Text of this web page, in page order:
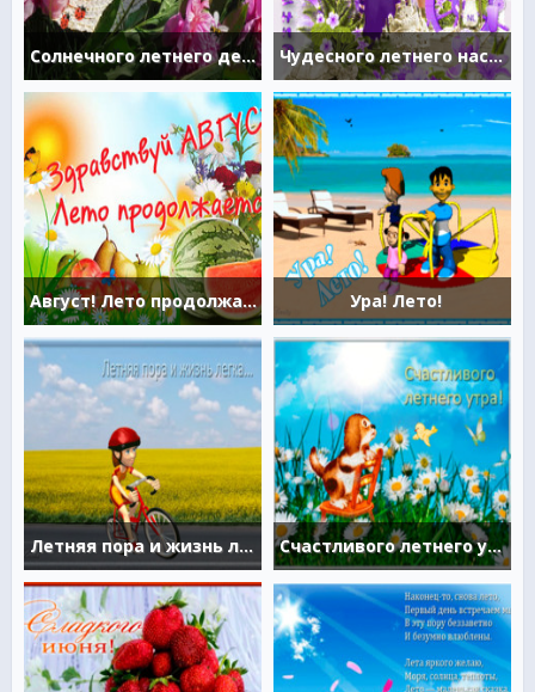
Солнечного летнего денечка Чудесного летнего настроения
Август! Лето продолжается! Ура! Лето!
Летняя пора и жизнь легка Счастливого летнего утра